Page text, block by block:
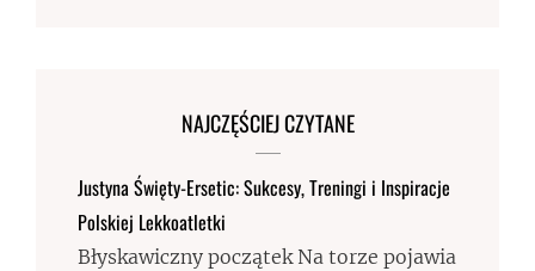
NAJCZĘŚCIEJ CZYTANE
Justyna Święty-Ersetic: Sukcesy, Treningi i Inspiracje
Polskiej Lekkoatletki
Błyskawiczny początek Na torze pojawia